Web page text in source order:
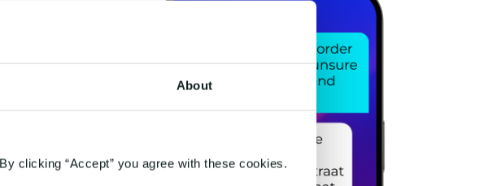
About
clicking “Accept” you agree with these cookies.